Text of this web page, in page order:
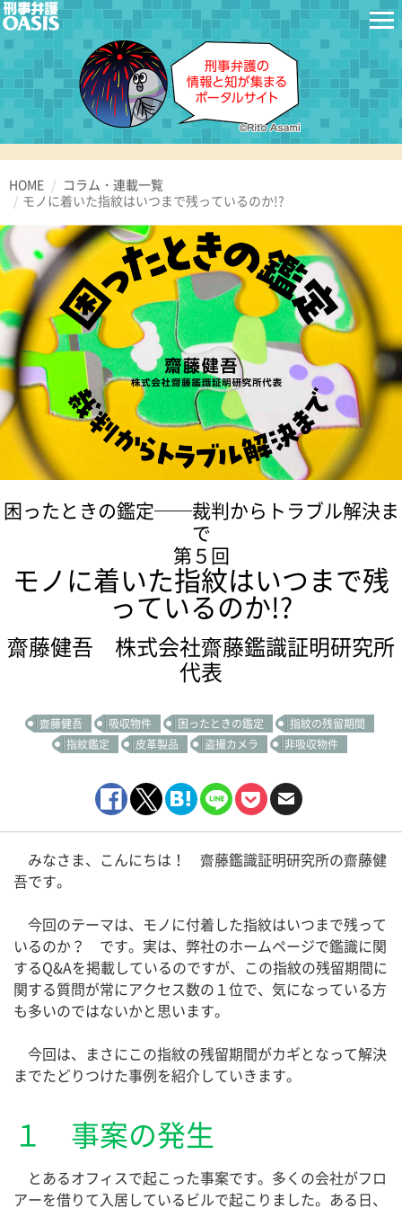
HOME
コラム・連載一覧
モノに着いた指紋はいつまで残っているのか!?
困ったときの鑑定──裁判からトラブル解決ま
で
第５回
モノに着いた指紋はいつまで残
っているのか!?
齋藤健吾 株式会社齋藤鑑識証明研究所
代表
齋藤健吾 吸収物件 困ったときの鑑定
指紋の残留期間
指紋鑑定
皮革製品 盗撮カメラ 非吸収物件
みなさま、こんにちは！ 齋藤鑑識証明研究所の齋藤健
吾です。
今回のテーマは、モノに付着した指紋はいつまで残って
いるのか？ です。実は、弊社のホームページで鑑識に関
するQ&Aを掲載しているのですが、この指紋の残留期間に
関する質問が常にアクセス数の１位で、気になっている方
も多いのではないかと思います。
今回は、まさにこの指紋の残留期間がカギとなって解決
までたどりつけた事例を紹介していきます。
１ 事案の発生
とあるオフィスで起こった事案です。多くの会社がフロ
アーを借りて入居しているビルで起こりました。ある日、